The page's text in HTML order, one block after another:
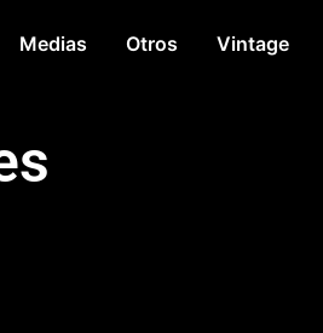
Medias Otros Vintage